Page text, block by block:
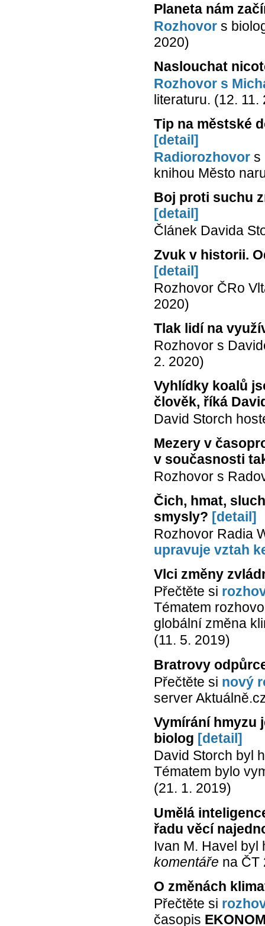
Planeta nám
Rozhovor s
2020)
Naslouchat
Rozhovor s
literaturu. (12. 11.
Tip na městské
[detail]
Radiorozhovor s
knihou Město
Boj proti suchu
[detail]
Článek Davida
Zvuk v historii.
[detail]
Rozhovor ČRo
2020)
Tlak lidí na
Rozhovor s
2. 2020)
Vyhlídky koalů
člověk, říká
David Storch
Mezery v
v současnosti
Rozhovor s
Čich, hmat,
smysly? [detail]
Rozhovor Radia
upravuje vztah
Vlci změny
Přečtěte si
Tématem
globální změna
(11. 5. 2019)
Bratrovy
Přečtěte si nový
server
Vymírání hmyzu
biolog [detail]
David Storch byl
Tématem bylo
(21. 1. 2019)
Umělá
řadu věcí
Ivan M. Havel
komentáře na ČT
O změnách
Přečtěte si
časopis